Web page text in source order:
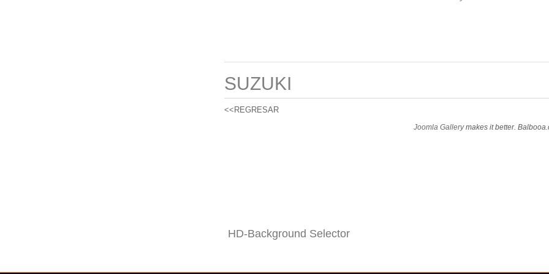
SUZUKI
<<REGRESAR
Joomla Gallerymakes it better.
HD-Background Selector